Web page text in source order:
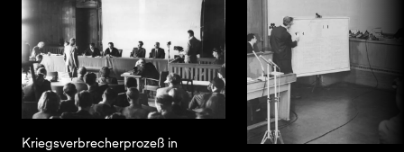
Kriegsverbrecherprozeß in